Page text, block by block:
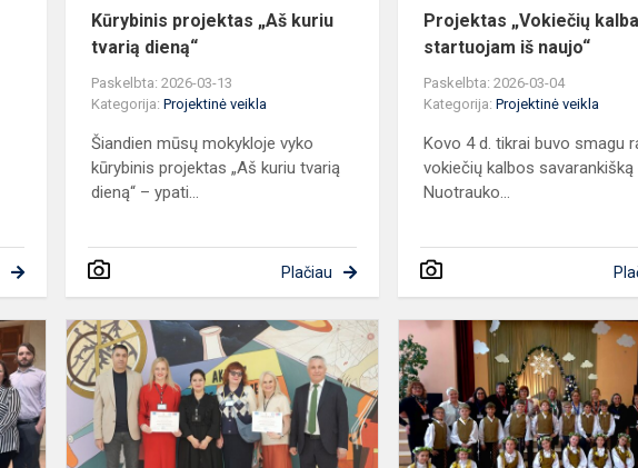
Kūrybinis projektas „Aš kuriu
tvarią dieną“
Paskelbta: 2026-03-13
Kategorija:Projektinė veikla
Šiandien mūsų mokykloje vyko
kūrybinis projektas „Aš kuriu tvarią
dieną“ – ypati...
Plačiau
Projektas „Vokiečių
startuojam iš naujo“
Paskelbta: 2026-03-04
Kategorija:Projektinė veikla
Kovo 4 d. tikrai buvo smagu
vokiečių kalbos savarankišką
Nuotrauko...
Tarptautinis
startas
projektui
„AIUNDERSTOOD“
Erasmus+
mobilumas
Turkijoje:
kai
mokymasis